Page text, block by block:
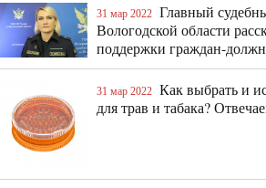
31 мар 2022 Главный
Вологодской области
поддержки граждан-
31 мар 2022 Как выбрать и
для трав и табака?